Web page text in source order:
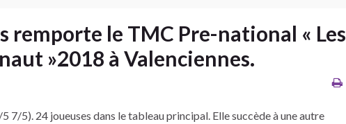
remporte le TMC Pre-national « Les
»2018 à Valenciennes.
5). 24 joueuses dans le tableau principal. Elle succède à une autre